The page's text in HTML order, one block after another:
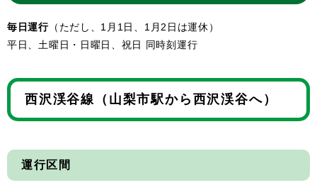
毎日運行（ただし、1月1日、1月2日は運休）
平日、土曜日・日曜日、祝日 同時刻運行
西沢渓谷線（山梨市駅から西沢渓谷へ）
運行区間